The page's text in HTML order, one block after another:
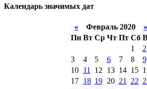
Календарь значимых дат
« Февраль 2020 »
Пн Вт Ср Чт Пт Сб
1
2
3
4 5 6 7 8
9
10
11 12 13 14 15
17
18 19 20 21 22